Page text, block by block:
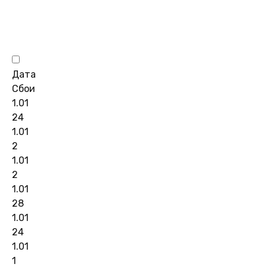
Дата
Сбои
1.01
24
1.01
2
1.01
2
1.01
28
1.01
24
1.01
1